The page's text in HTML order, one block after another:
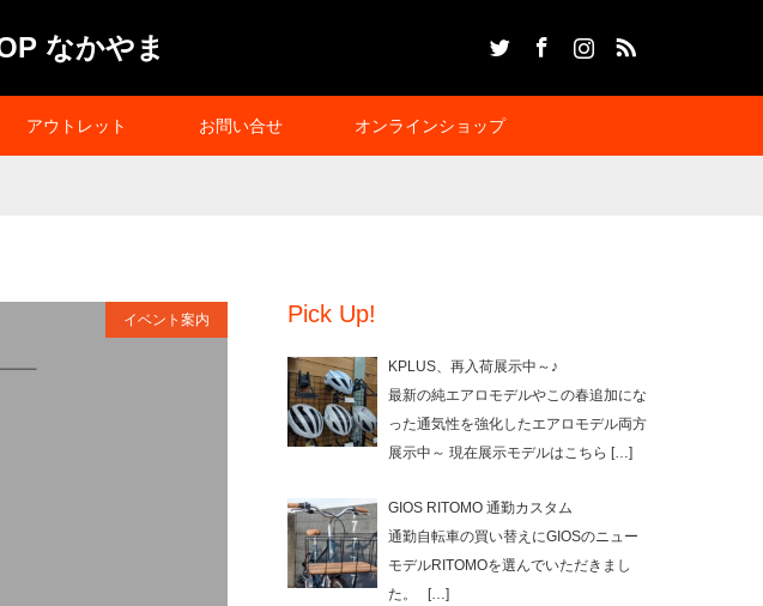
なかやま
アウトレット お問い合せ オンラインショップ
イベント案内 Pick Up!
KPLUS、再入荷展示中～♪
最新の純エアロモデルやこの春追加にな
った通気性を強化したエアロモデル両方
展示中～ 現在展示モデルはこちら […]
GIOS RITOMO 通勤カスタム
通勤自転車の買い替えにGIOSのニュー
モデルRITOMOを選んでいただきまし
た。
[…]